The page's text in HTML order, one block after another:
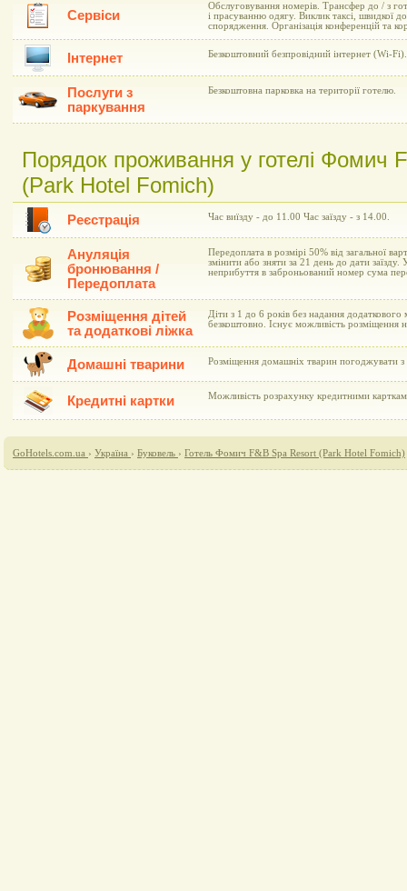
Сервіси
Обслуговування номерів. Трансфер до / з
і прасуванню одягу. Виклик таксі, швидкої
спорядження. Організація конференцій та
Інтернет Безкоштовний безпровідний інтернет (Wi-Fi).
Послуги з
паркування
Безкоштовна парковка на території готелю.
Порядок проживання у готелі Фомич
(Park Hotel Fomich)
Реєстрація Час виїзду - до 11.00 Час заїзду - з 14.00.
Ануляція
бронювання /
Передоплата
Передоплата в розмірі 50% від загальної
змінити або зняти за 21 день до дати заїзду.
неприбуття в заброньований номер сума
Розміщення дітей
та додаткові ліжка
Діти з 1 до 6 років без надання додаткового
безкоштовно. Існує можливість розміщення
Домашні тварини Розміщення домашніх тварин погоджувати з
Кредитні картки Можливість розрахунку кредитними
GoHotels.com.ua › Україна › Буковель › Готель Фомич F&B Spa Resort (Park Hotel Fomich)